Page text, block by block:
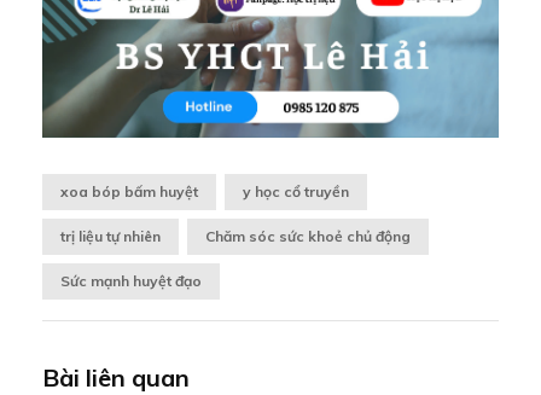
xoa bóp bấm huyệt y học cổ truyền
trị liệu tự nhiên Chăm sóc sức khoẻ chủ động
Sức mạnh huyệt đạo
Bài liên quan